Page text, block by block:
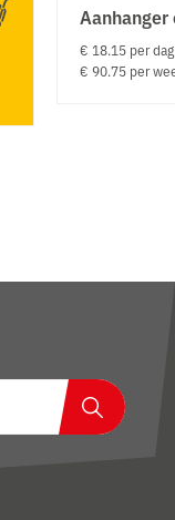
€ 18.15 per dag
€ 90.75 per
Zoeken